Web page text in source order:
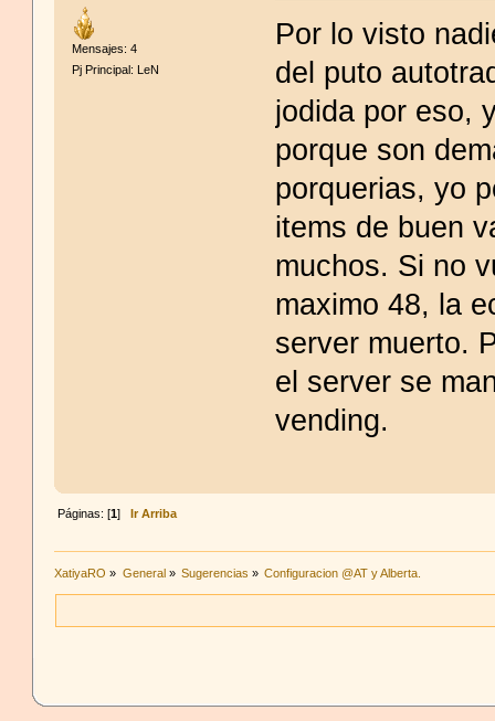
Mensajes: 4
Pj Principal: LeN
Por lo visto
del puto
jodida por eso,
porque son
porquerias, yo
items de buen
muchos. Si no
maximo 48, la
server muerto.
el server se
vending.
Páginas: [1] Ir Arriba
XatiyaRO » General» Sugerencias » Configuracion @AT y Alberta.